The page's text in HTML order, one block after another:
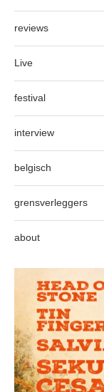
reviews
Live
festival
interview
belgisch
grensverleggers
about